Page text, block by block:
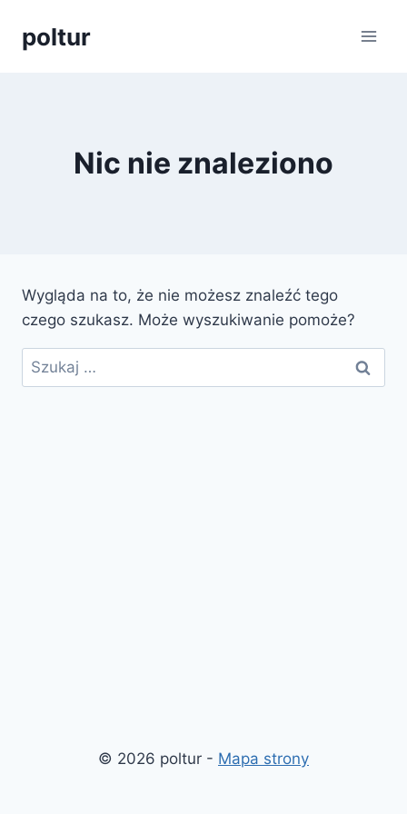
poltur
Nic nie znaleziono
Wygląda na to, że nie możesz znaleźć tego
czego szukasz. Może wyszukiwanie pomoże?
Szukaj:
© 2026 poltur - Mapa strony